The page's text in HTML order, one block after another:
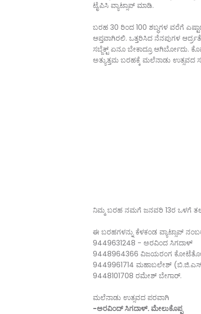
ಟೈಪಿಸಿ ವ್ಯಾಟ್ಸಾಪ್ ಮಾಡಿ.
ಬರಹ 30 ರಿಂದ 100 ಶಬ್ಧಗಳ ವರೆಗೆ
ಆಪ್ತವಾಗಿರಲಿ. ಒತ್ತರಿಸಿದ ನೆನಪುಗಳ
ಸಬ್ಜೆಕ್ಟ್ ಏನೂ ಬೇಕಾದ್ರೂ ಆಗಿರ್ಬೋದು.
ಅತ್ಯುತ್ತಮ ಬರಹಕ್ಕೆ ಮಲೆನಾಡು
ನಿಮ್ಮ ಬರಹ ನಮಗೆ ಜನವರಿ 13ರ ಒಳಗೆ
ಈ ಬರಹಗಳನ್ನು ಕೆಳಕಂಡ ವ್ಯಾಟ್ಸಾಪ್
9449631248 - ಅರವಿಂದ ಸಿಗದಾಳ್
9448964366 ವಿಜಯರಂಗ
9449961714 ಮಹಾಬಲೇಶ್ (ಬಿ.ಜಿ.ಎಸ್.
9448101708 ರಮೇಶ್ ಬೇಗಾರ್.
ಮಲೆನಾಡು ಉತ್ಸವದ ಪರವಾಗಿ
-ಅರವಿಂದ್ ಸಿಗದಾಳ್. ಮೇಲುಕೊಪ್ಪ